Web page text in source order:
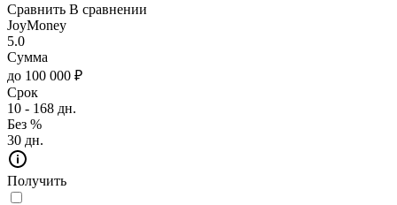
Сравнить В сравнении
JoyMoney
5.0
Сумма
до 100 000 ₽
Срок
10 - 168 дн.
Без %
30 дн.
Получить